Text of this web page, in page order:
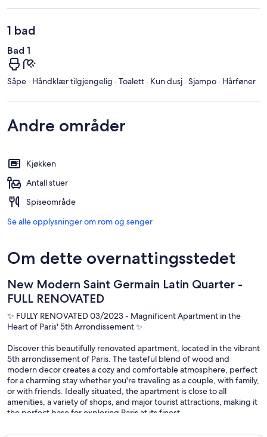
1 bad
Bad 1
Såpe · Håndklær tilgjengelig · Toalett · Kun dusj · Sjampo · Hårføner
Andre områder
Kjøkken
Antall stuer
Spiseområde
Se alle opplysninger om rom og senger
Om dette overnattingsstedet
New Modern Saint Germain Latin Quarter -
FULL RENOVATED
✨ FULLY RENOVATED 03/2023 - Magnificent Apartment in the
Heart of Paris' 5th Arrondissement ✨
Discover this beautifully renovated apartment, located in the vibrant
5th arrondissement of Paris. The tasteful blend of wood and
modern decor creates a cozy and comfortable atmosphere, perfect
for a charming stay whether you're traveling as a couple, with family,
or with friends. Ideally situated, the apartment is close to all
amenities, a variety of shops, and major tourist attractions, making it
the perfect base for exploring Paris at its finest.
🏡 Apartment Highlights: